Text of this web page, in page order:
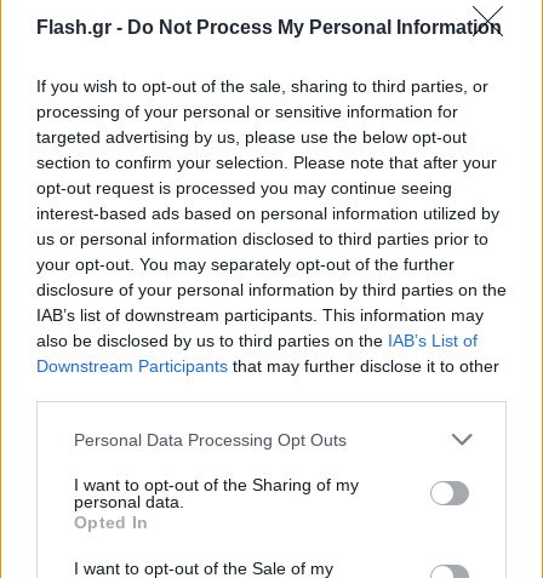
Flash.gr - Do Not Process My Personal Information
If you wish to opt-out of the sale, sharing to third parties, or
processing of your personal or sensitive information for
targeted advertising by us, please use the below opt-out
section to confirm your selection. Please note that after your
opt-out request is processed you may continue seeing
interest-based ads based on personal information utilized by
us or personal information disclosed to third parties prior to
your opt-out. You may separately opt-out of the further
disclosure of your personal information by third parties on the
IAB’s list of downstream participants. This information may
also be disclosed by us to third parties on the IAB’s List of
Downstream Participants that may further disclose it to other
Please note that this website/app uses one or more Google
not limited to your visit or usage behaviour. You may click to
grant or deny consent to Google and its third-party tags to
use your data for below specified purposes in below Google
consent section.
Personal Data Processing Opt Outs
I want to opt-out of the Sharing of my
personal data.
Opted In
I want to opt-out of the Sale of my
«Στην αγαπημένη μας Λιζέτα» έγραφε το στεφάνι
από τον Γιώργο και την Άννα Νταλάρα,